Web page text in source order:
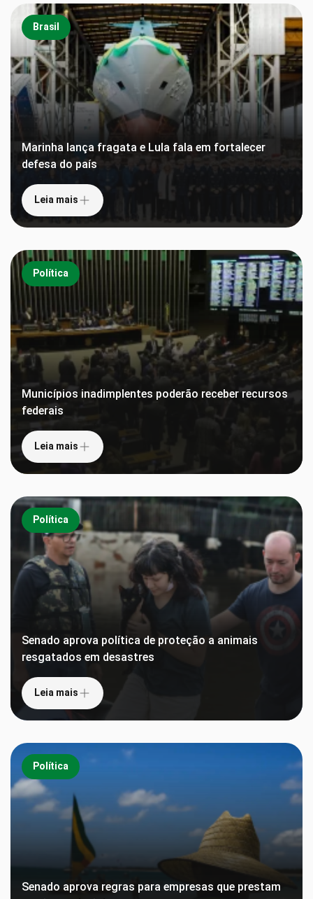
Brasil
Marinha lança fragata e Lula fala em fortalecer
defesa do país
Leia mais
Política
Municípios inadimplentes poderão receber recursos
federais
Leia mais
Política
Senado aprova política de proteção a animais
resgatados em desastres
Leia mais
Política
Senado aprova regras para empresas que prestam